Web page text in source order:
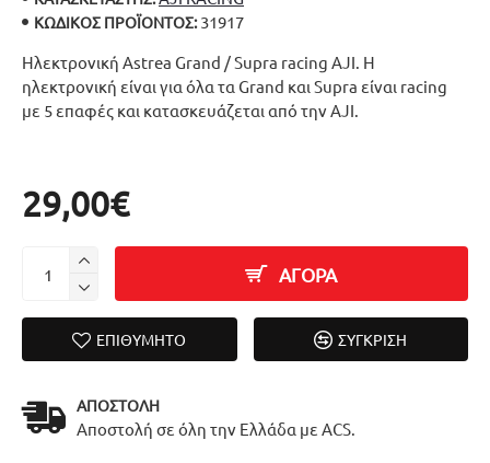
Ηλεκτρονική Astrea Grand / Supra racing AJI. Η
ηλεκτρονική είναι για όλα τα Grand και Supra είναι racing
με 5 επαφές και κατασκευάζεται από την AJI.
ΚΩΔΙΚΌΣ ΠΡΟΪΌΝΤΟΣ: 31917
29,00€
ΑΓΟΡΑ
ΕΠΙΘΥΜΗΤΌ ΣΎΓΚΡΙΣΗ
ΑΠΟΣΤΟΛΉ
Αποστολή σε όλη την Ελλάδα με ACS.